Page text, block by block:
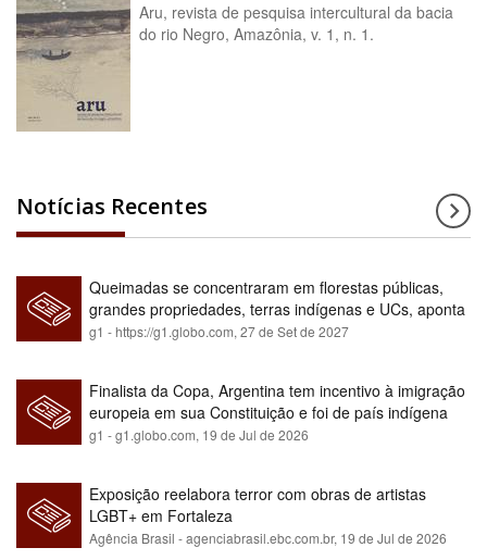
Aru, revista de pesquisa intercultural da bacia
do rio Negro, Amazônia, v. 1, n. 1.
Notícias Recentes
Queimadas se concentraram em florestas públicas,
grandes propriedades, terras indígenas e UCs, aponta
relatório
g1 - https://g1.globo.com, 27 de Set de 2027
Finalista da Copa, Argentina tem incentivo à imigração
europeia em sua Constituição e foi de país indígena
para maioria branca
g1 - g1.globo.com, 19 de Jul de 2026
Exposição reelabora terror com obras de artistas
LGBT+ em Fortaleza
Agência Brasil - agenciabrasil.ebc.com.br, 19 de Jul de 2026